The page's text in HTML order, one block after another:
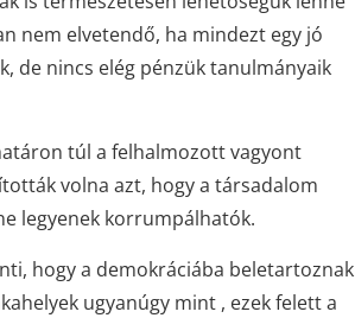
nem elvetendő, ha mindezt egy jó
de nincs elég pénzük tanulmányaik
túl a felhalmozott vagyont
volna azt, hogy a társadalom
legyenek korrumpálhatók.
hogy a demokráciába beletartoznak
ugyanúgy mint , ezek felett a